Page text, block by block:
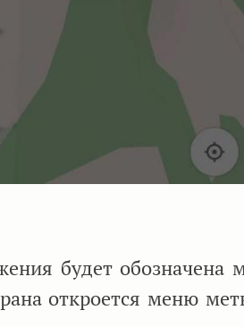
будет обозначена
откроется меню